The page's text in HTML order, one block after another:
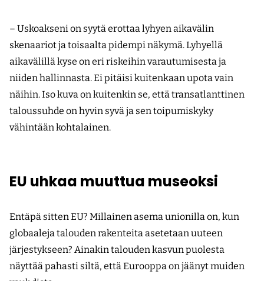
– Uskoakseni on syytä erottaa lyhyen aikavälin
skenaariot ja toisaalta pidempi näkymä. Lyhyellä
aikavälillä kyse on eri riskeihin varautumisesta ja
niiden hallinnasta. Ei pitäisi kuitenkaan upota vain
näihin. Iso kuva on kuitenkin se, että transatlanttinen
taloussuhde on hyvin syvä ja sen toipumiskyky
vähintään kohtalainen.
EU uhkaa muuttua museoksi
Entäpä sitten EU? Millainen asema unionilla on, kun
globaaleja talouden rakenteita asetetaan uuteen
järjestykseen? Ainakin talouden kasvun puolesta
näyttää pahasti siltä, että Eurooppa on jäänyt muiden